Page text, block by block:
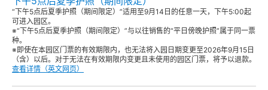
“下午5点后夏季护照（期间限定）”适用至9月14日的任意一天，下午5:00起
可进入园区。
※“下午5点后夏季护照（期间限定）”与以往销售的“平日傍晚护照”属于同一票
种。
※即使在本园区门票的有效期限内，也无法将入园日期变更至2026年9月15日
（含）以后。对于无法在有效期限内变更且未使用的园区门票，将予以退款。
查看详情（英文网页）